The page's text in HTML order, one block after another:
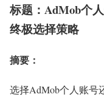
标题：AdMob个
终极选择策略
摘要 ：
选择AdMob个人账号